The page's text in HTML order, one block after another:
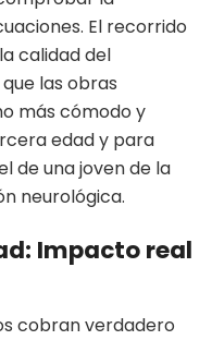
El recorrido
calidad del
las obras
más cómodo y
edad y para
de una joven de la
neurológica.
Impacto real
cobran verdadero